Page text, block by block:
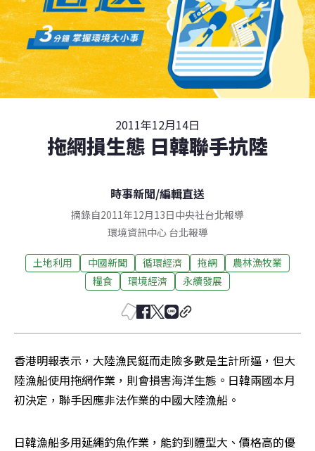
2011年12月14日
拖網損生態 日韓聯手抗陸
時事新聞/編輯直送
摘錄自2011年12月13日中央社台北報導
環境資訊中心 台北報導
土地利用 中國新聞 循環經濟 拖網
農林漁牧業
糧食
環境經濟 永續發展
香港明報表示，大陸漁民鋌而走險多數是生計所逼，但大
陸漁船使用拖網作業，則會損害海洋生態。日韓兩國本月
初決定，聯手因應非法作業的中國大陸漁船。
日韓漁船多用延繩釣魚作業，能釣到體型大、價格高的優